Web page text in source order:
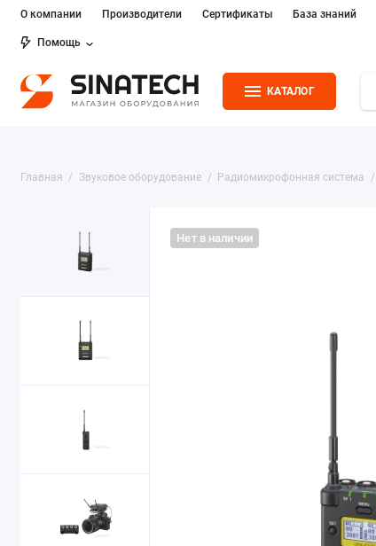
О компании Производители Сертификаты База знаний
Помощь
КАТАЛОГ
Главная Звуковое оборудование Радиомикрофонная система
Нет в наличии